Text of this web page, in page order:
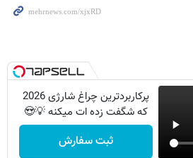
پرکاربردترین چراغ شارژی 2026
که شگفت زده ات میکنه 💡😍
ثبت سفارش